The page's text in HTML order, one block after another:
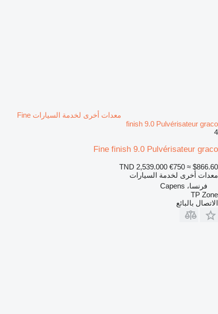
معدات أخرى لخدمة السيارات Fine
finish 9.0 Pulvérisateur graco
4
Fine finish 9.0 Pulvérisateur graco
TND 2,539.000 €750 ≈ $866.60
معدات أخرى لخدمة السيارات
فرنسا، Capens
TP Zone
الاتصال بالبائع